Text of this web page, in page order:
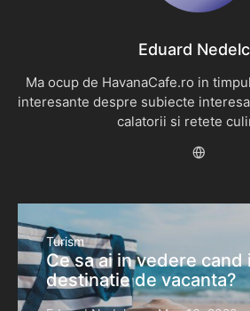
Eduard
Ma ocup de HavanaCafe.ro in
interesante despre subiecte
calatorii si retete
Turism
Ce sa ai in vedere cand
destinatie de vacanta?